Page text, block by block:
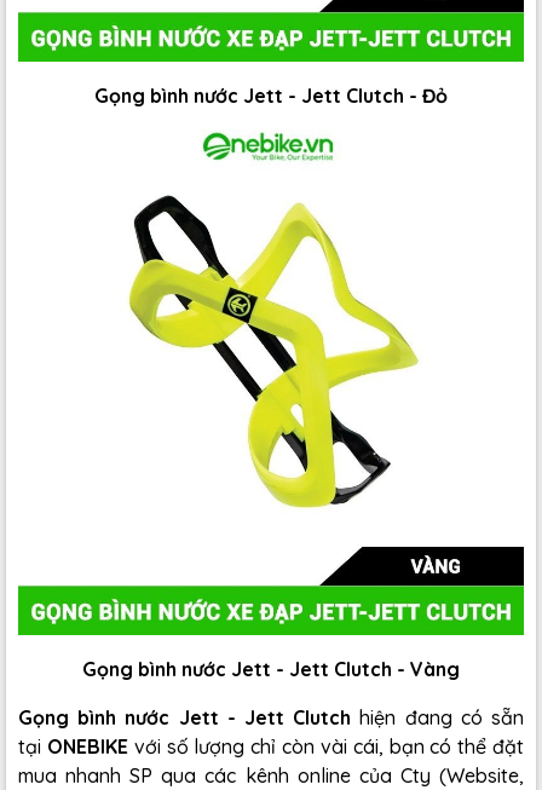
Gọng bình nước Jett - Jett Clutch - Đỏ
Gọng bình nước Jett - Jett Clutch - Vàng
Gọng bình nước Jett - Jett Clutch hiện đang có sẵn
tại ONEBIKEvới số lượng chỉ còn vài cái, bạn có thể đặt
mua nhanh SP qua các kênh online của Cty (Website,